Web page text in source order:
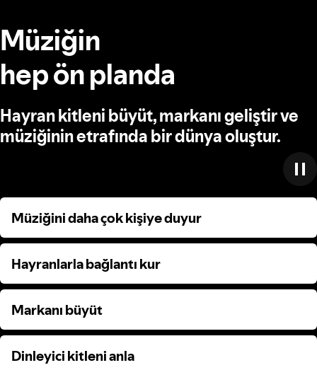
Müziğin
hep ön planda
Hayran kitleni büyüt, markanı geliştir ve
müziğinin etrafında bir dünya oluştur.
Müziğini daha çok kişiye duyur
Müziğini daha çok kişiye duyur
Hayranlarla bağlantı kur
Hayranlarla bağlantı kur
Markanı büyüt
Markanı büyüt
Dinleyici kitleni anla
Dinleyici kitleni anla